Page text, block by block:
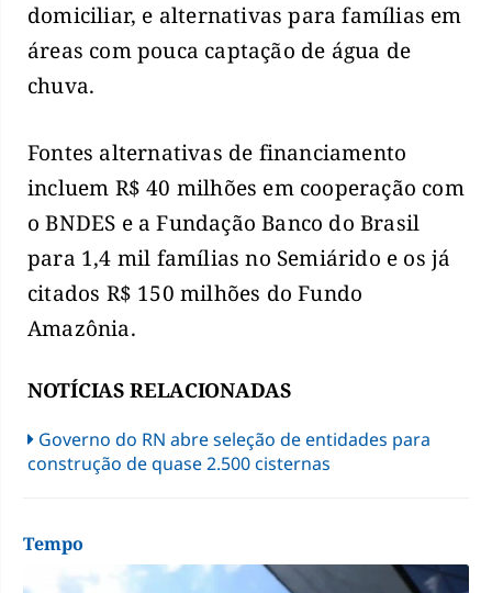
domiciliar, e alternativas para famílias em
áreas com pouca captação de água de
chuva.
Fontes alternativas de financiamento
incluem R$ 40 milhões em cooperação com
o BNDES e a Fundação Banco do Brasil
para 1,4 mil famílias no Semiárido e os já
citados R$ 150 milhões do Fundo
Amazônia.
NOTÍCIAS RELACIONADAS
Governo do RN abre seleção de entidades para
construção de quase 2.500 cisternas
Tempo